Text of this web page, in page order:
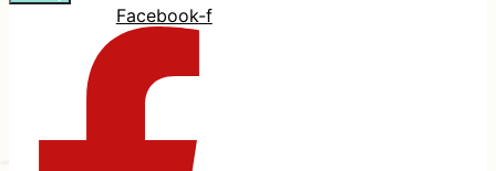
Facebook-f